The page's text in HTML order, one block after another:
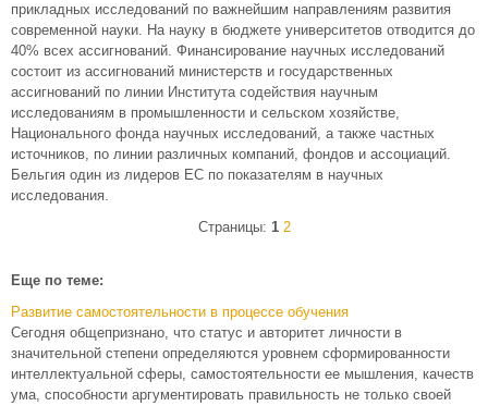
прикладных исследований по важнейшим направлениям развития
современной науки. На науку в бюджете университетов отводится до
40% всех ассигнований. Финансирование научных исследований
состоит из ассигнований министерств и государственных
ассигнований по линии Института содействия научным
исследованиям в промышленности и сельском хозяйстве,
Национального фонда научных исследований, а также частных
источников, по линии различных компаний, фондов и ассоциаций.
Бельгия один из лидеров ЕС по показателям в научных
исследования.
Страницы: 1 2
Еще по теме:
Развитие самостоятельности в процессе обучения
Сегодня общепризнано, что статус и авторитет личности в
значительной степени определяются уровнем сформированности
интеллектуальной сферы, самостоятельности ее мышления, качеств
ума, способности аргументировать правильность не только своей